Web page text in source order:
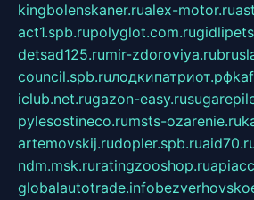
kingbolenskaner.rualex-motor.ru
act1.spb.rupolyglot.com.ru
detsad125.rumir-zdoroviya.ru
council.spb.ruлодкипатриот.рф
iclub.net.rugazon-easy.ru
pylesostineco.rumsts-ozarenie.ru
artemovskij.rudopler.spb.ru
ndm.msk.ruratingzooshop.ru
globalautotrade.info